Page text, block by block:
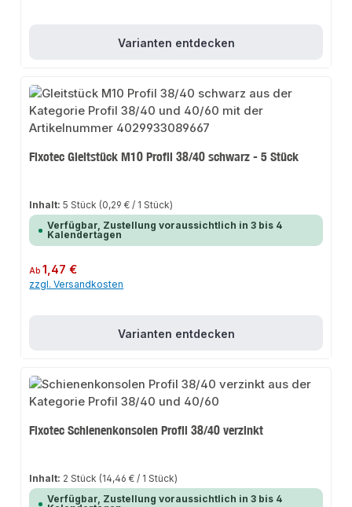
Varianten entdecken
Fixotec Gleitstück M10 Profil 38/40 schwarz - 5 Stück
Inhalt:5 Stück (0,29 € / 1 Stück)
Verfügbar, Zustellung voraussichtlich in 3 bis 4
Kalendertagen
Regulärer Preis:
Ab1,47 €
zzgl. Versandkosten
Varianten entdecken
Fixotec Schienenkonsolen Profil 38/40 verzinkt
Inhalt: 2 Stück (14,46 € / 1 Stück)
Verfügbar, Zustellung voraussichtlich in 3 bis 4